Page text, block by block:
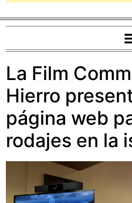
La Film
Hierro
página web
rodajes en la